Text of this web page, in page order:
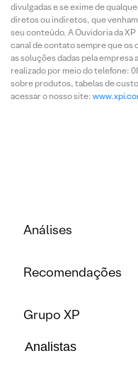
divulgadas e se exime de
diretos ou indiretos, que
seu conteúdo. A Ouvidoria da
canal de contato sempre que
as soluções dadas pela
realizado por meio do telefone:
sobre produtos, tabelas de
acessar o nosso site:
Análises
Recomendações
Grupo XP
Analistas